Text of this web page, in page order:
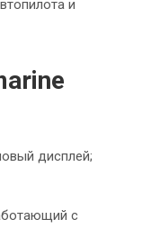
и
дисплей;
с